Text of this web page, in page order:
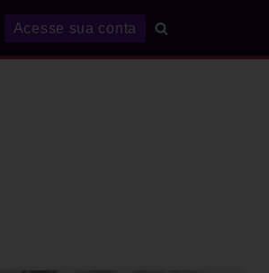
Acesse sua conta